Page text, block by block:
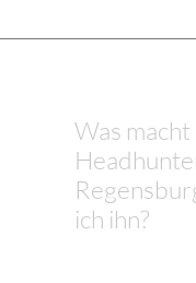
Was
ich ihn?